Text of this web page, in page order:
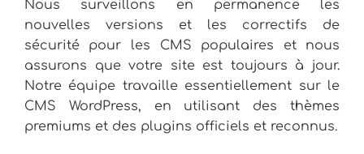
Nous surveillons en permanence les
nouvelles versions et les correctifs de
sécurité pour les CMS populaires et nous
assurons que votre site est toujours à jour.
Notre équipe travaille essentiellement sur le
CMS WordPress, en utilisant des thèmes
premiums et des plugins officiels et reconnus.